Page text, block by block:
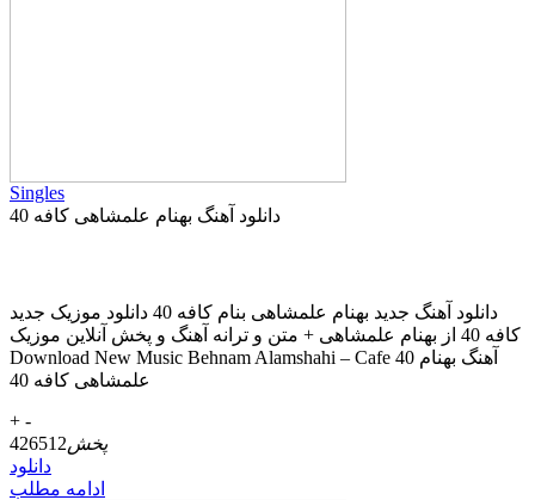
Singles
دانلود آهنگ بهنام علمشاهی کافه 40
دانلود آهنگ جديد بهنام علمشاهی بنام کافه 40 دانلود موزیک جديد
کافه 40 از بهنام علمشاهی + متن و ترانه آهنگ و پخش آنلاين موزيک
Download New Music Behnam Alamshahi – Cafe 40 آهنگ بهنام
علمشاهی کافه 40
+ -
پخش426512
دانلود
ادامه مطلب